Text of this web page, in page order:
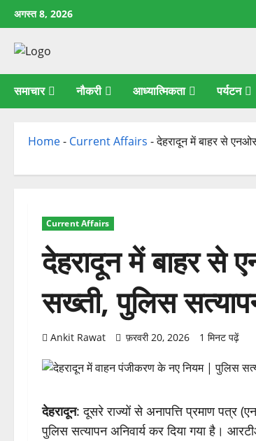
छोड़कर
सामग्री
अगस्त 8, 2026
समाचार नौकरी आध्यात्मिकता पर्यटन
Home- Current Affairs -देहरादून में बाहर से
Current Affairs
देहरादून में बाहर से
सख्ती, पुलिस
Ankit Rawat फ़रवरी 20, 2026 1 मिनट पढ़ें
देहरादून: दूसरे राज्यों से अनापत्ति प्रमाण पत्र
पुलिस सत्यापन अनिवार्य कर दिया गया है।